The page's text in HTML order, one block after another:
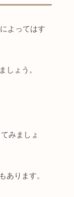
よってはす
しょう。
みましょ
あります。